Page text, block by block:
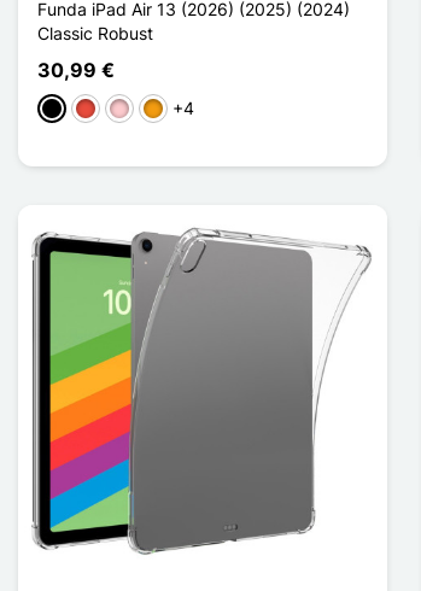
Funda iPad Air 13 (2026) (2025) (2024)
Classic Robust
30,99 €
NegroRojoRosaNaranja
+4